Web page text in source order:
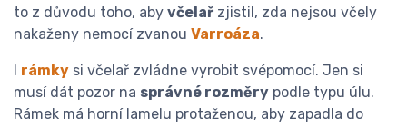
to z důvodu toho, aby včelař zjistil, zda nejsou včely
nakaženy nemocí zvanou Varroáza.
I rámky si včelař zvládne vyrobit svépomocí. Jen si
musí dát pozor na správné rozměry podle typu úlu.
Rámek má horní lamelu protaženou, aby zapadla do